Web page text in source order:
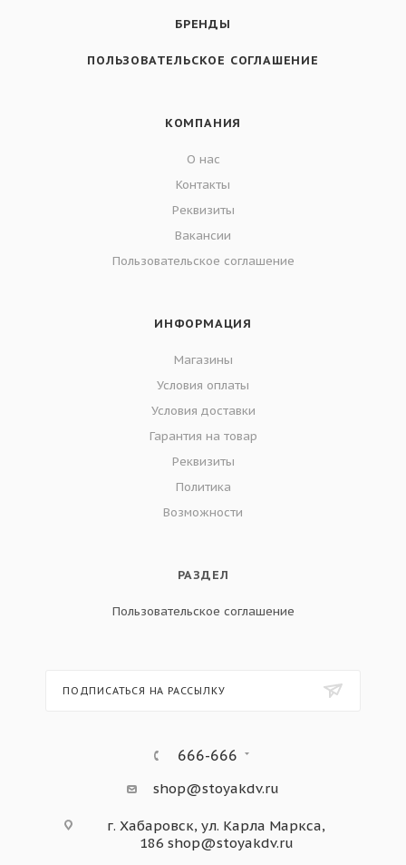
БРЕНДЫ
ПОЛЬЗОВАТЕЛЬСКОЕ СОГЛАШЕНИЕ
КОМПАНИЯ
О нас
Контакты
Реквизиты
Вакансии
Пользовательское соглашение
ИНФОРМАЦИЯ
Магазины
Условия оплаты
Условия доставки
Гарантия на товар
Реквизиты
Политика
Возможности
РАЗДЕЛ
Пользовательское соглашение
ПОДПИСАТЬСЯ НА РАССЫЛКУ
666-666
shop@stoyakdv.ru
г. Хабаровск, ул. Карла Маркса,
186 shop@stoyakdv.ru